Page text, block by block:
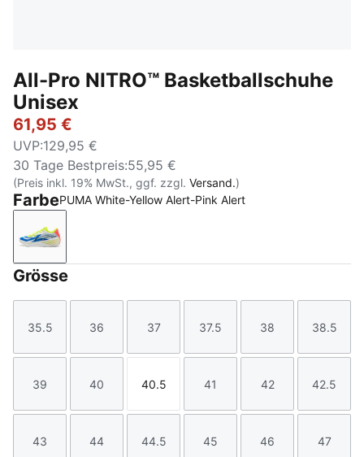
All-Pro NITRO™ Basketballschuhe
Unisex
61,95 €
UVP:129,95 €
30 Tage Bestpreis:55,95 €
(Preis inkl. 19% MwSt., ggf. zzgl. Versand.)
FarbePUMA White-Yellow Alert-Pink Alert
PUMA White-Yellow Alert-Pink Alert
Grösse
Größe
35.5
Größe
36
Größe
37
Größe
37.5
Größe
38
Größe
38.5
Größe
39
Größe
40
Größe
40.5
Größe
41
Größe
42
Größe
42.5
Größe
43
Größe
44
Größe
44.5
Größe
45
Größe
46
Größe
47